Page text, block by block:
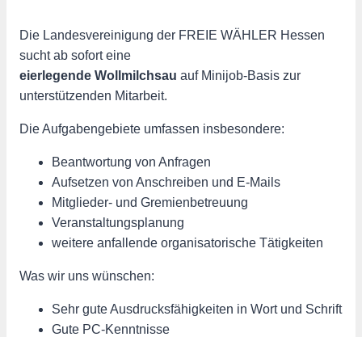
Die Landesvereinigung der FREIE WÄHLER Hessen
sucht ab sofort eine
eierlegende Wollmilchsau auf Minijob-Basis zur
unterstützenden Mitarbeit.
Die Aufgabengebiete umfassen insbesondere:
Beantwortung von Anfragen
Aufsetzen von Anschreiben und E-Mails
Mitglieder- und Gremienbetreuung
Veranstaltungsplanung
weitere anfallende organisatorische Tätigkeiten
Was wir uns wünschen:
Sehr gute Ausdrucksfähigkeiten in Wort und Schrift
Gute PC-Kenntnisse